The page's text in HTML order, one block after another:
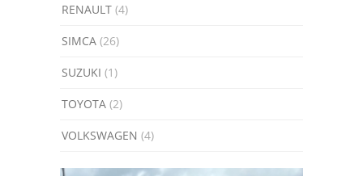
RENAULT (4)
SIMCA (26)
SUZUKI (1)
TOYOTA (2)
VOLKSWAGEN (4)